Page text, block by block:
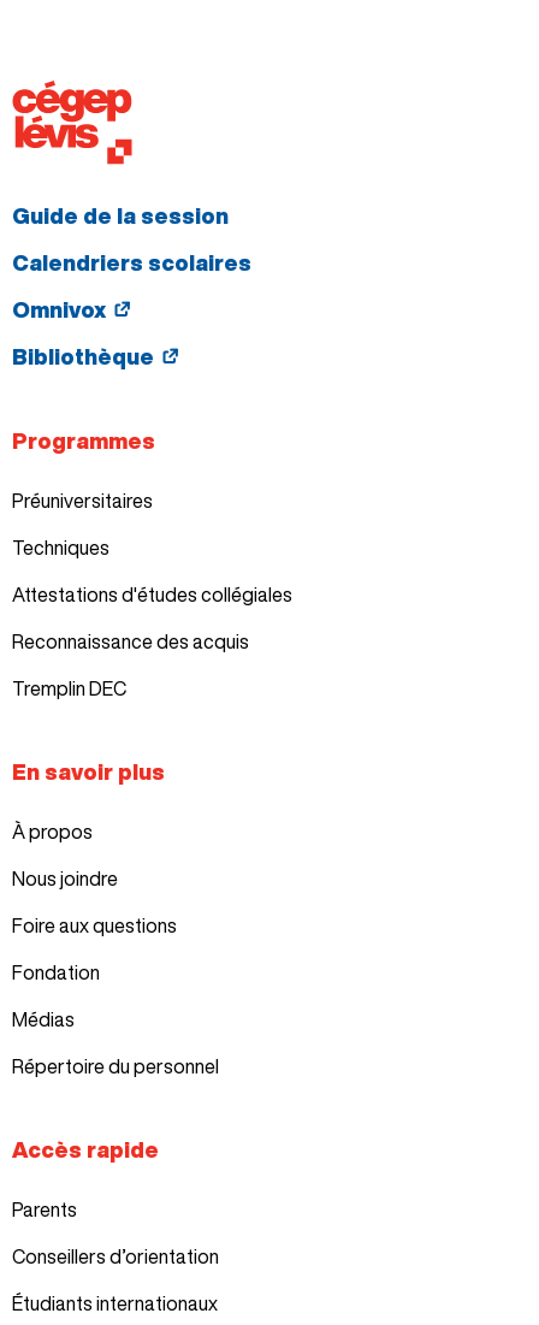
Guide de la session
Calendriers scolaires
Omnivox
Bibliothèque
Programmes
Préuniversitaires
Techniques
Attestations d'études collégiales
Reconnaissance des acquis
Tremplin DEC
En savoir plus
À propos
Nous joindre
Foire aux questions
Fondation
Médias
Répertoire du personnel
Accès rapide
Parents
Conseillers d’orientation
Étudiants internationaux